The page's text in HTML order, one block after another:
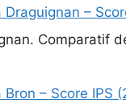
–
Comparatif
– Score IPS